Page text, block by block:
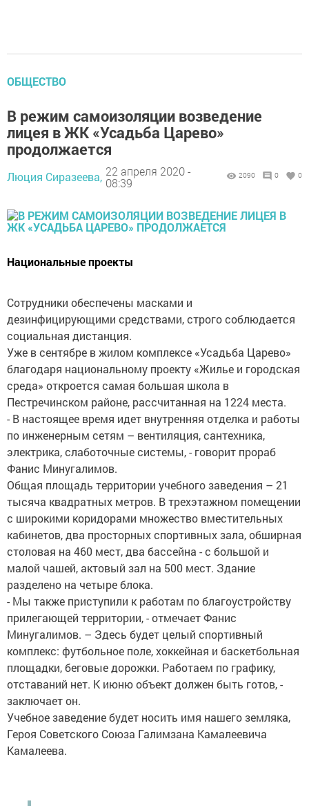
ОБЩЕСТВО
В режим самоизоляции возведение
лицея в ЖК «Усадьба Царево»
продолжается
Люция Сиразеева, 22 апреля 2020 -
08:39
2090 0 0
Национальные проекты
Сотрудники обеспечены масками и
дезинфицирующими средствами, строго соблюдается
социальная дистанция.
Уже в сентябре в жилом комплексе «Усадьба Царево»
благодаря национальному проекту «Жилье и городская
среда» откроется самая большая школа в
Пестречинском районе, рассчитанная на 1224 места.
- В настоящее время идет внутренняя отделка и работы
по инженерным сетям – вентиляция, сантехника,
электрика, слаботочные системы, - говорит прораб
Фанис Минугалимов.
Общая площадь территории учебного заведения – 21
тысяча квадратных метров. В трехэтажном помещении
с широкими коридорами множество вместительных
кабинетов, два просторных спортивных зала, обширная
столовая на 460 мест, два бассейна - с большой и
малой чашей, актовый зал на 500 мест. Здание
разделено на четыре блока.
- Мы также приступили к работам по благоустройству
прилегающей территории, - отмечает Фанис
Минугалимов. – Здесь будет целый спортивный
комплекс: футбольное поле, хоккейная и баскетбольная
площадки, беговые дорожки. Работаем по графику,
отставаний нет. К июню объект должен быть готов, -
заключает он.
Учебное заведение будет носить имя нашего земляка,
Героя Советского Союза Галимзана Камалеевича
Камалеева.